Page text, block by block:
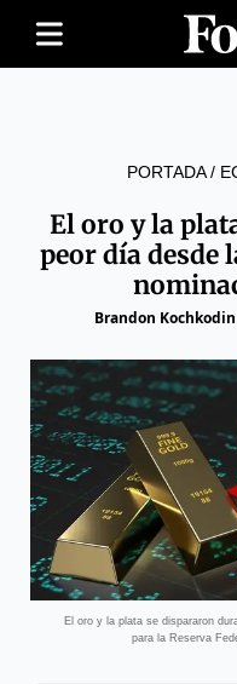
PORTADA/
El oro y la
peor día desde
Brandon Kochkodin
El oro y la plata se dispararon
para la Reserva